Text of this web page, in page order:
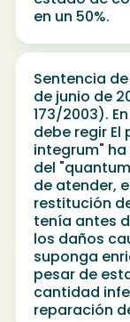
en un 50%.
Sentencia
de junio de
173/2003).
debe regir
integrum"
del
de atender,
restitución
tenía antes
los daños
suponga
pesar de
cantidad
reparación